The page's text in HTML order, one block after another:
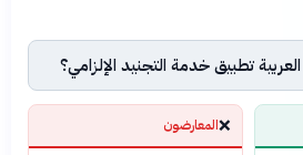
تطبيق خدمة التجنيد الإلزامي؟
❌المعارضون